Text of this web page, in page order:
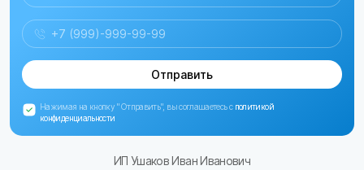
Отправить
Нажимая на кнопку "Отправить", вы соглашаетесь с политикой
конфиденциальности
ИП Ушаков Иван Иванович